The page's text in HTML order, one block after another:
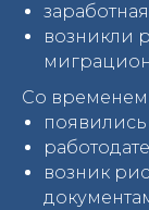
возникли
Со временем
возник